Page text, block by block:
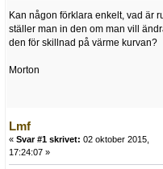
Kan någon förklara enkelt, vad är
ställer man in den om man vill
den för skillnad på värme kurvan?
Morton
Lmf
« Svar #1 skrivet: 02 oktober 2015,
17:24:07 »